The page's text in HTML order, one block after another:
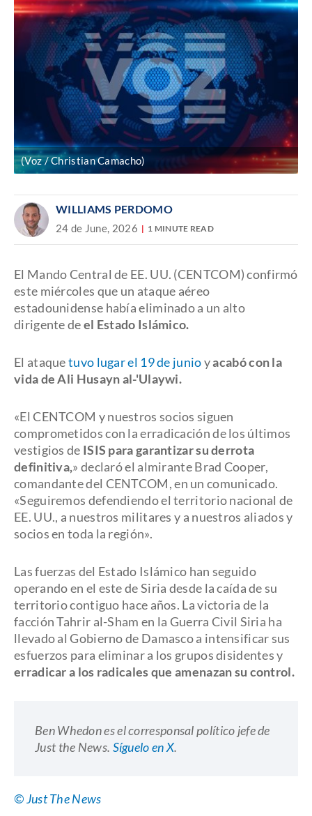
(Voz / Christian Camacho)
WILLIAMS PERDOMO
24 de June, 2026 1 MINUTE READ
El Mando Central de EE. UU. (CENTCOM) confirmó
este miércoles que un ataque aéreo
estadounidense había eliminado a un alto
dirigente deel Estado Islámico.
El ataquetuvo lugar el 19 de junioyacabó con la
vida de Ali Husayn al-'Ulaywi.
«El CENTCOM y nuestros socios siguen
comprometidos con la erradicación de los últimos
vestigios de ISIS para garantizar su derrota
definitiva,» declaró el almirante Brad Cooper,
comandante del CENTCOM, en un comunicado.
«Seguiremos defendiendo el territorio nacional de
EE. UU., a nuestros militares y a nuestros aliados y
socios en toda la región».
Las fuerzas del Estado Islámico han seguido
operando en el este de Siria desde la caída de su
territorio contiguo hace años. La victoria de la
facción Tahrir al-Sham en la Guerra Civil Siria ha
llevado al Gobierno de Damasco a intensificar sus
esfuerzos para eliminar a los grupos disidentes y
erradicar a los radicales que amenazan su control.
Ben Whedon es el corresponsal político jefe de
Just the News. Síguelo en X.
© Just The News